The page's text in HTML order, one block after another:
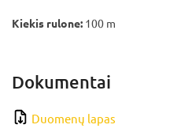
Kiekis rulone: 100 m
Dokumentai
Duomenų lapas